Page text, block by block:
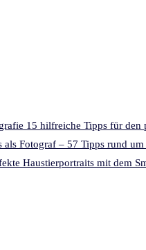
15 hilfreiche Tipps für den
Fotograf – 57 Tipps rund
Haustierportraits mit dem